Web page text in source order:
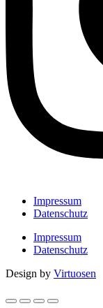
Impressum
Datenschutz
Impressum
Datenschutz
Design by Virtuosen